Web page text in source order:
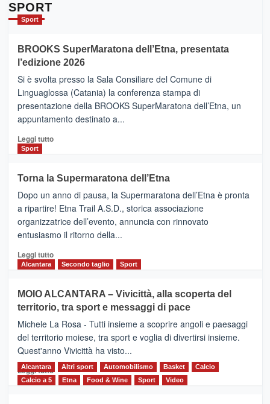
con
la
Al
via
i
collegamenti
SPORT
Sport
BROOKS SuperMaratona dell’Etna, presentata
l’edizione 2026
Si è svolta presso la Sala Consiliare del Comune di
Linguaglossa (Catania) la conferenza stampa di
presentazione della BROOKS SuperMaratona dell’Etna, un
appuntamento destinato a...
Leggi tuttoLeggi
BROOKS
SuperMaratona
dell’Etna,
presentata
l’edizione
2026
Sport
Torna la Supermaratona dell’Etna
Dopo un anno di pausa, la Supermaratona dell’Etna è pronta
a ripartire! Etna Trail A.S.D., storica associazione
organizzatrice dell’evento, annuncia con rinnovato
entusiasmo il ritorno della...
Leggi tuttoLeggi
Torna
la
Supermaratona
dell’Etna
Alcantara Secondo taglio Sport
MOIO ALCANTARA – Vivicittà, alla scoperta del
territorio, tra sport e messaggi di pace
Michele La Rosa - Tutti insieme a scoprire angoli e paesaggi
del territorio moiese, tra sport e voglia di divertirsi insieme.
Quest'anno Vivicittà ha visto...
Leggi tutto Leggi
Alcantara Altri sport Automobilismo Basket
Calcio
Calcio a 5
Etna Food & Wine Sport Video